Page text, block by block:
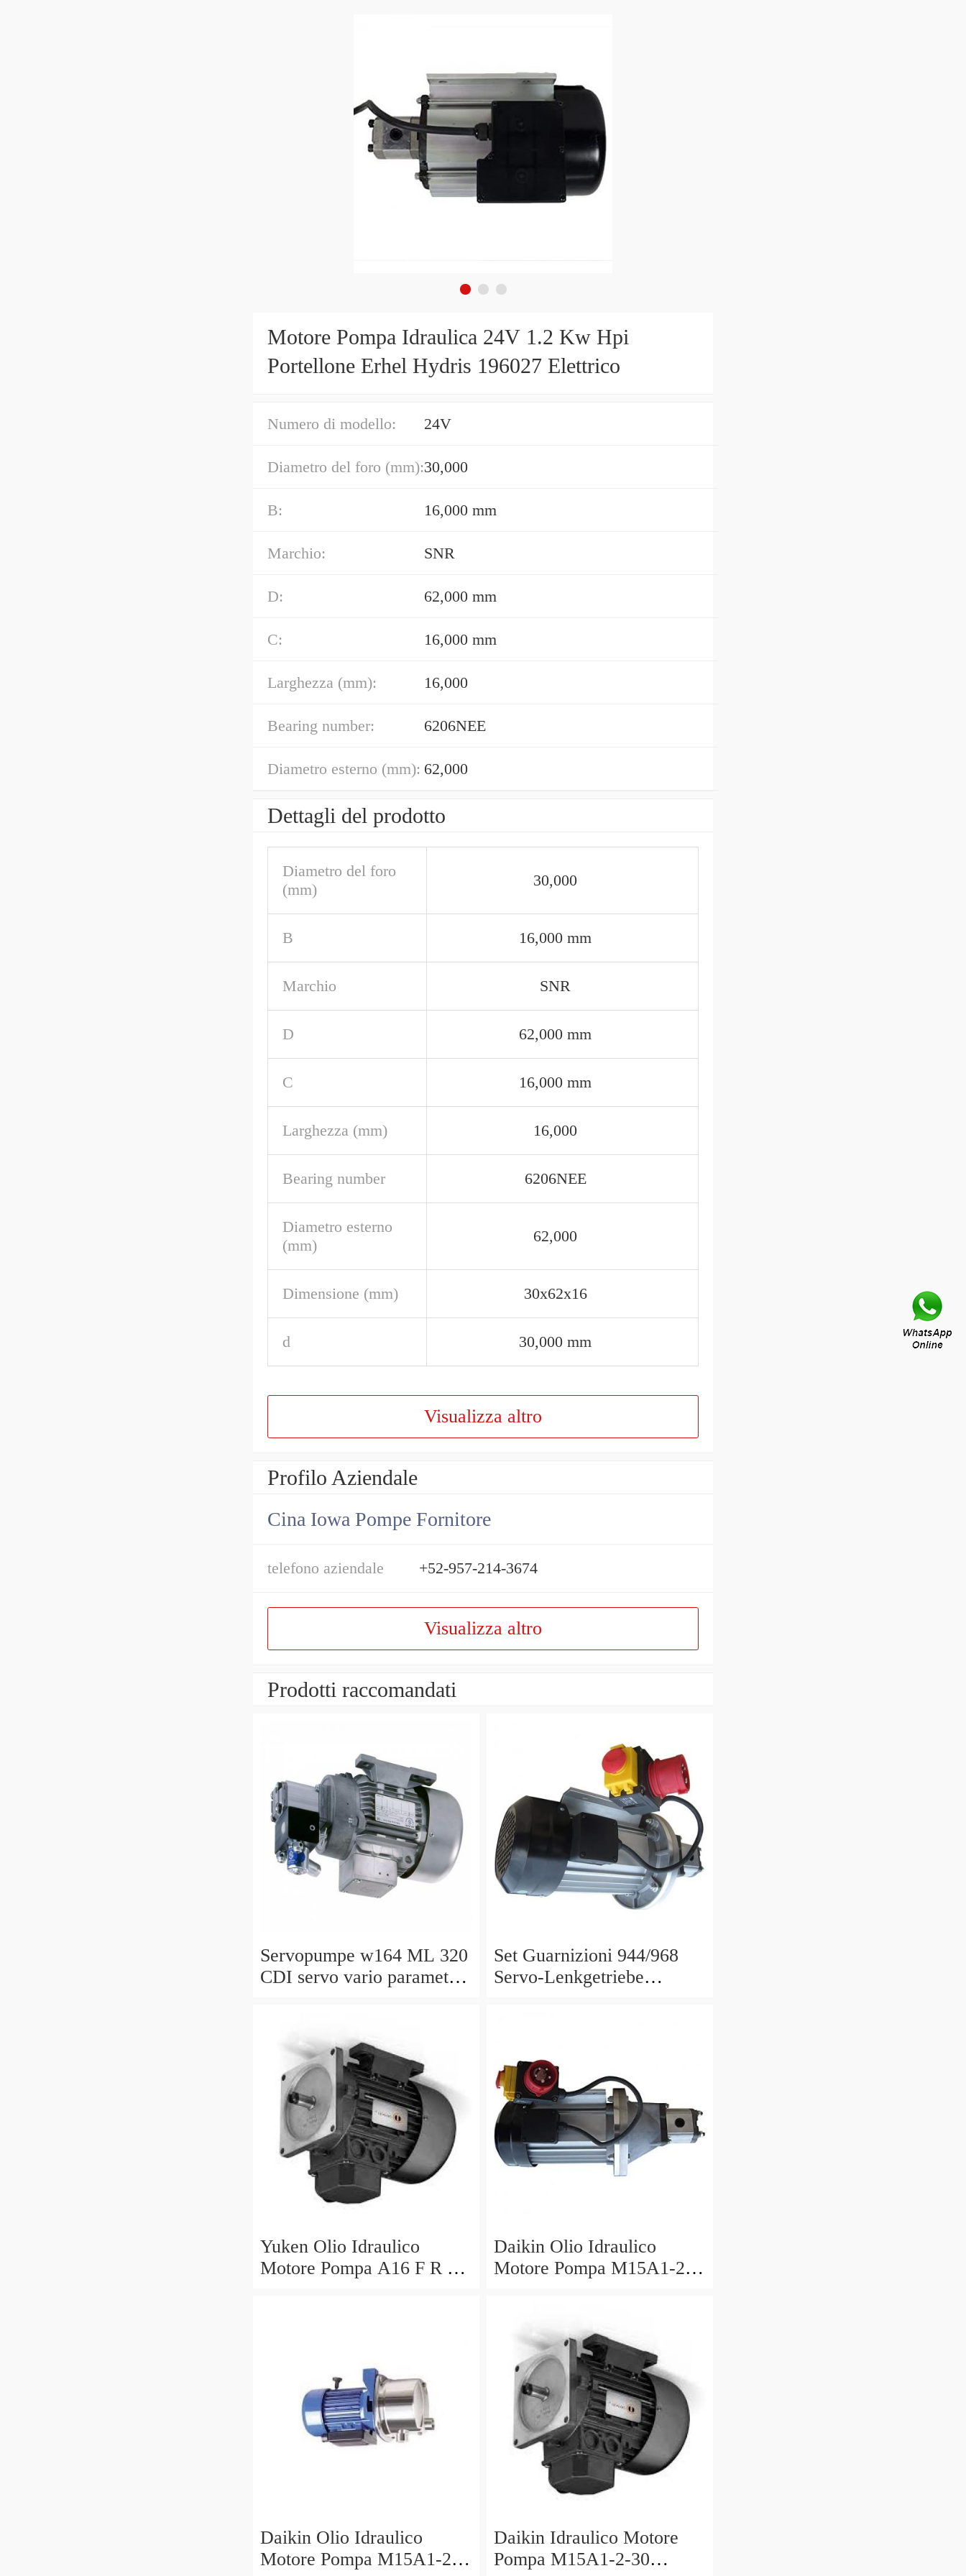
Motore Pompa Idraulica 24V 1.2 Kw Hpi
Portellone Erhel Hydris 196027 Elettrico
Numero di modello: 24V
Diametro del foro (mm):30,000
B: 16,000 mm
Marchio: SNR
D: 62,000 mm
C: 16,000 mm
Larghezza (mm): 16,000
Bearing number: 6206NEE
Diametro esterno (mm): 62,000
Dettagli del prodotto
Diametro del foro
(mm)
30,000
B 16,000 mm
Marchio SNR
D 62,000 mm
C 16,000 mm
Larghezza (mm) 16,000
Bearing number 6206NEE
Diametro esterno
(mm)
62,000
Dimensione (mm) 30x62x16
d 30,000 mm
Visualizza altro
Profilo Aziendale
Cina Iowa Pompe Fornitore
telefono aziendale +52-957-214-3674
Visualizza altro
Prodotti raccomandati
Servopumpe w164 ML 320
CDI servo vario parametri
Set Guarnizioni 944/968
Servo-Lenkgetriebe
Yuken Olio Idraulico
Motore Pompa A16 F R 01
Daikin Olio Idraulico
Motore Pompa M15A1-2-
Daikin Olio Idraulico
Motore Pompa M15A1-2-
Daikin Idraulico Motore
Pompa M15A1-2-30